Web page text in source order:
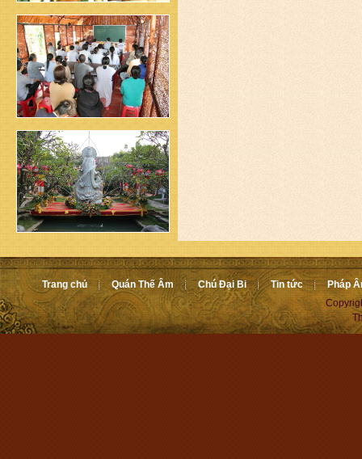
Trang chủ Quán Thế Âm Chú Đại Bi Tin tức
Pháp